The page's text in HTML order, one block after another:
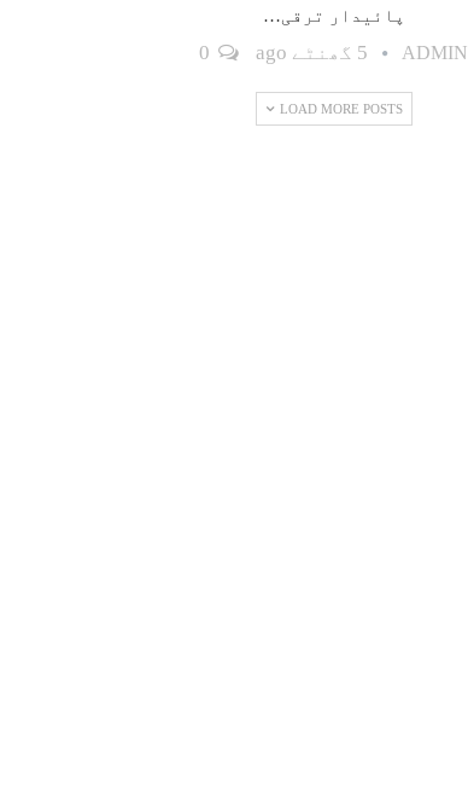
پائیدار ترقی…
ADMIN 5 گھنٹے ago
LOAD MORE POSTS